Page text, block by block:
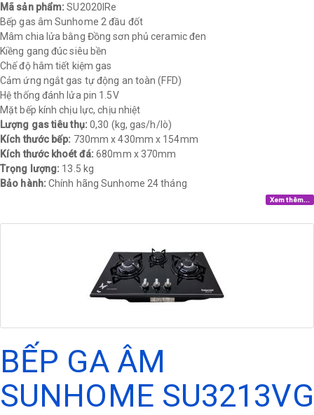
Mã sản phẩm:SU2020IRe
Bếp gas âm Sunhome 2 đầu đốt
Mâm chia lửa bằng Đồng sơn phủ ceramic đen
Kiềng gang đúc siêu bền
Chế độ hâm tiết kiệm gas
Cảm ứng ngắt gas tự động an toàn (FFD)
Hệ thống đánh lửa pin 1.5V
Mặt bếp kính chịu lực, chịu nhiệt
Lượng gas tiêu thụ: 0,30 (kg, gas/h/lò)
Kích thước bếp: 730mm x 430mm x 154mm
Kích thước khoét đá: 680mm x 370mm
Trọng lượng: 13.5 kg
Bảo hành: Chính hãng Sunhome 24 tháng​
Xem thêm...
BẾP GA ÂM
SUNHOME SU3213VG